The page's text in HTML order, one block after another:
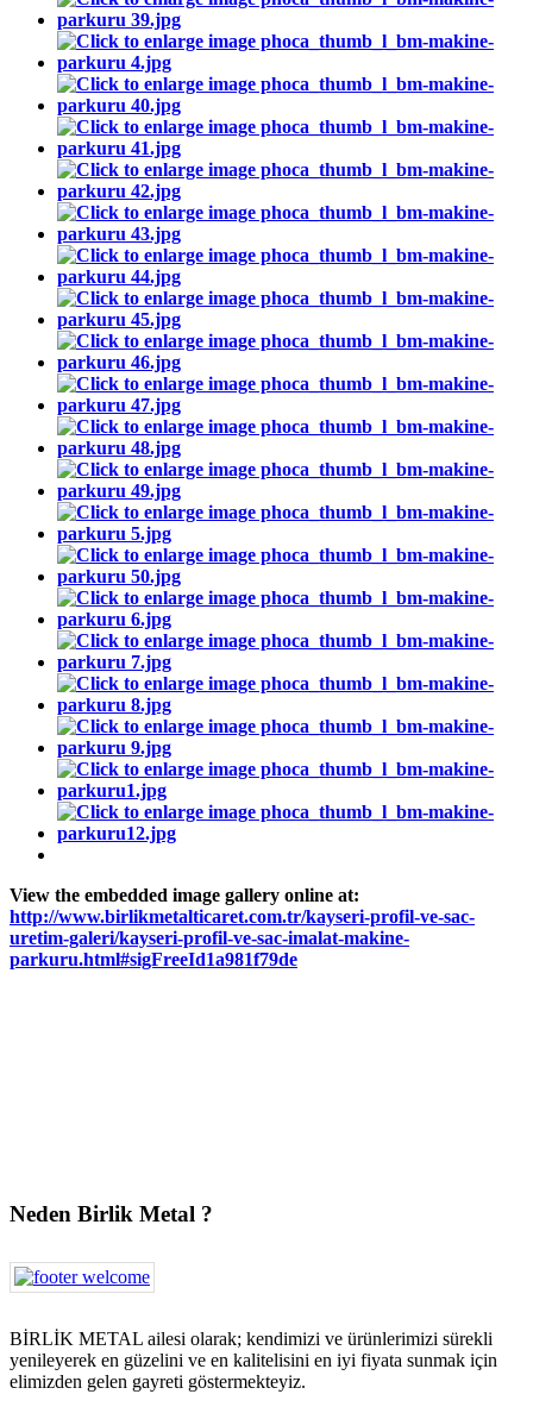
View the embedded image gallery online at:
http://www.birlikmetalticaret.com.tr/kayseri-profil-ve-sac-
uretim-galeri/kayseri-profil-ve-sac-imalat-makine-
parkuru.html#sigFreeId1a981f79de
Neden Birlik Metal ?
BİRLİK METAL ailesi olarak; kendimizi ve ürünlerimizi sürekli
yenileyerek en güzelini ve en kalitelisini en iyi fiyata sunmak için
elimizden gelen gayreti göstermekteyiz.